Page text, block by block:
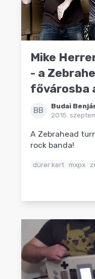
Mike
- a
fővárosba
BB
Budai
2015.
A Zebrahead
rock banda!
dürer kert mxpx